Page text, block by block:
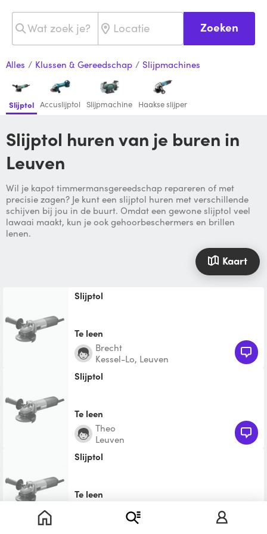
Zoeken
Alles / Klussen & Gereedschap / Slijpmachines
Slijptol Accuslijptol Slijpmachine Haakse slijper
Slijptol huren van je buren in
Leuven
Wil je kapot timmermansgereedschap repareren of met
precisie zagen? Je kunt een slijptol huren met verschillende
schijven bij jou in de buurt. Omdat een gewone slijptol veel
lawaai maakt, kun je ook gehoorbeschermers en brillen
lenen.
Kaart
Slijptol
Te leen
Brecht
Kessel-Lo, Leuven
Slijptol
Te leen
Theo
Leuven
Slijptol
Te leen